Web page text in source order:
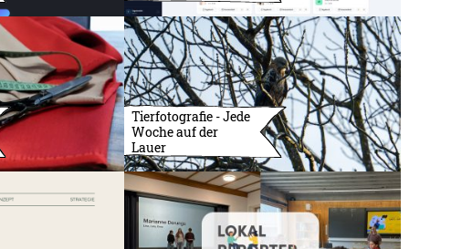
Tierfotografie - Jede
Woche auf der
Lauer